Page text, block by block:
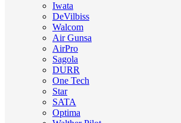
Iwata
DeVilbiss
Walcom
Air Gunsa
AirPro
Sagola
DURR
One Tech
Star
SATA
Optima